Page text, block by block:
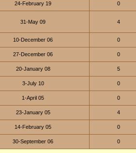
24-February 19 0
31-May 09 4
10-December 06 0
27-December 06 0
20-January 08 5
3-July 10 0
1-April 05 0
23-January 05 4
14-February 05 0
30-September 06 0